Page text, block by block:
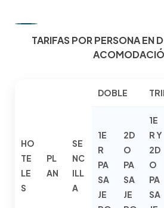
TARIFAS POR PERSONA EN
HO
TE
LE
S
PL
AN
SE
NC
ILL
A
DOBLE
1E
R
PA
SA
JE
2D
O
PA
SA
JE
1E
R Y
2D
O
PA
SA